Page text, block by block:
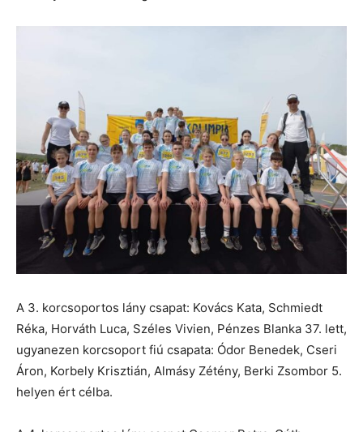
A 3. korcsoportos lány csapat: Kovács Kata, Schmiedt
Réka, Horváth Luca, Széles Vivien, Pénzes Blanka 37. lett,
ugyanezen korcsoport fiú csapata: Ódor Benedek, Cseri
Áron, Korbely Krisztián, Almásy Zétény, Berki Zsombor 5.
helyen ért célba.